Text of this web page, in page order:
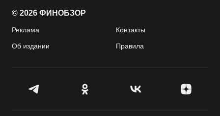
© 2026 ФИНОБЗОР
Реклама Контакты
Об издании Правила